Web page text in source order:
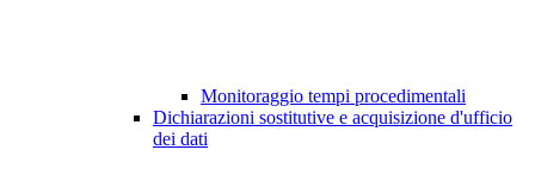
Monitoraggio tempi procedimentali
Dichiarazioni sostitutive e acquisizione d'ufficio
dei dati